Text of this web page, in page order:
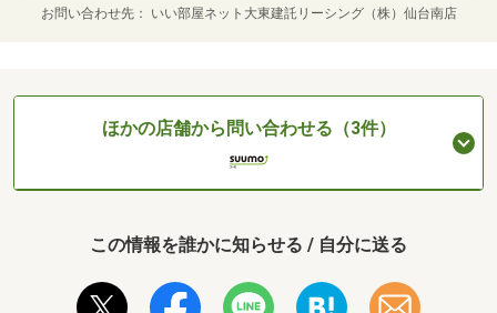
お問い合わせ先 いい部屋ネット大東建託リーシング（株）仙台南店
ほかの店舗から問い合わせる（3件）
この情報を誰かに知らせる / 自分に送る